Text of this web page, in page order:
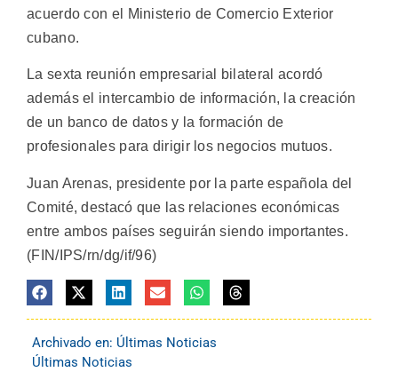
acuerdo con el Ministerio de Comercio Exterior
cubano.
La sexta reunión empresarial bilateral acordó
además el intercambio de información, la creación
de un banco de datos y la formación de
profesionales para dirigir los negocios mutuos.
Juan Arenas, presidente por la parte española del
Comité, destacó que las relaciones económicas
entre ambos países seguirán siendo importantes.
(FIN/IPS/rn/dg/if/96)
Archivado en: Últimas Noticias
Últimas Noticias